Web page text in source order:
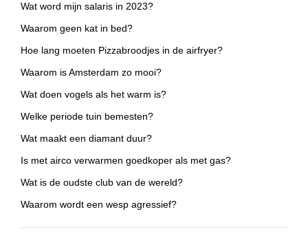
Wat word mijn salaris in 2023?
Waarom geen kat in bed?
Hoe lang moeten Pizzabroodjes in de airfryer?
Waarom is Amsterdam zo mooi?
Wat doen vogels als het warm is?
Welke periode tuin bemesten?
Wat maakt een diamant duur?
Is met airco verwarmen goedkoper als met gas?
Wat is de oudste club van de wereld?
Waarom wordt een wesp agressief?